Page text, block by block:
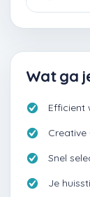
Wat ga
Efficient
Creative
Snel
Je